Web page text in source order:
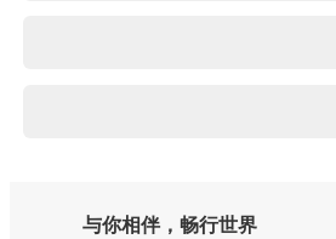
与你相伴，畅行世界